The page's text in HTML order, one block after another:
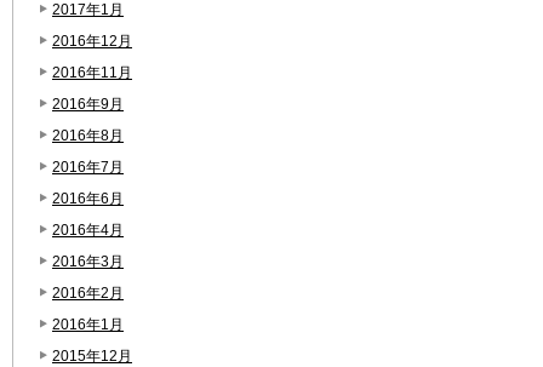
2017年1月
2016年12月
2016年11月
2016年9月
2016年8月
2016年7月
2016年6月
2016年4月
2016年3月
2016年2月
2016年1月
2015年12月